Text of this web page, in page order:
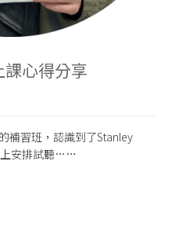
心得分享
補習班，認識到了Stanley
上安排試聽……